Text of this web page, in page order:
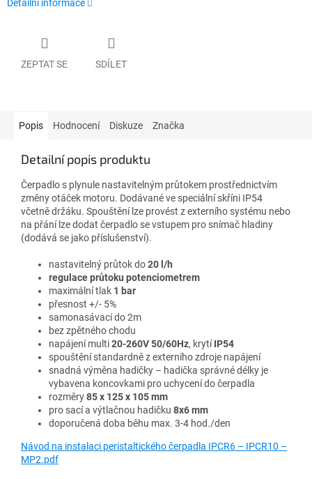
Detailní informace
ZEPTAT SE SDÍLET
Popis Hodnocení Diskuze Značka
Detailní popis produktu
Čerpadlo s plynule nastavitelným průtokem prostřednictvím
změny otáček motoru. Dodávané ve speciální skříni IP54
včetně držáku. Spouštění lze provést z externího systému nebo
na přání lze dodat čerpadlo se vstupem pro snímač hladiny
(dodává se jako příslušenství).
nastavitelný průtok do20 l/h
regulace průtoku potenciometrem
maximální tlak 1 bar
přesnost +/- 5%
samonasávací do 2m
bez zpětného chodu
napájení multi20-260V 50/60Hz, krytíIP54
spouštění standardně z externího zdroje napájení
snadná výměna hadičky – hadička správné délky je
vybavena koncovkami pro uchycení do čerpadla
rozměry85 x 125 x 105 mm
pro sací a výtlačnou hadičku 8x6 mm
doporučená doba běhu max. 3-4 hod./den
Návod na instalaci peristaltického čerpadla IPCR6 – IPCR10 –
MP2.pdf